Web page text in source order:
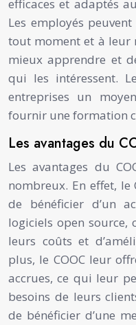
efficaces et adaptés
Les employés
tout moment et à leur
mieux apprendre et
qui les intéressent.
entreprises un
fournir une formation
Les avantages du
Les avantages du
nombreux. En effet, le
de bénéficier d’un
logiciels open
leurs coûts et
plus, le COOC leur
accrues, ce qui leur
besoins de leurs
de bénéficier d’une